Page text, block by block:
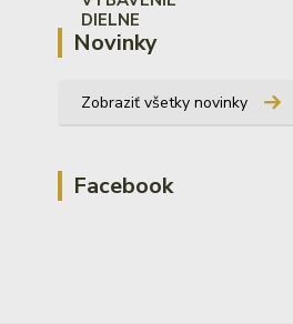
Novinky
Zobraziť všetky novinky
Facebook